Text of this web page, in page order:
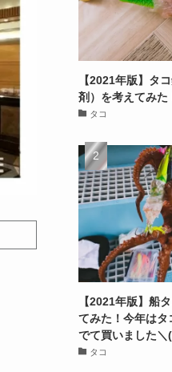
【2021年版】タ
剤）を考えてみた
タコ
【2021年版】船
てみた！今年は
でて買いました
タコ